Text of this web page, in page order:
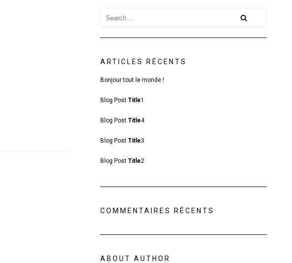
ARTICLES RÉCENTS
Bonjour tout le monde !
Blog Post Title1
Blog Post Title4
Blog Post Title3
Blog Post Title2
COMMENTAIRES RÉCENTS
ABOUT AUTHOR